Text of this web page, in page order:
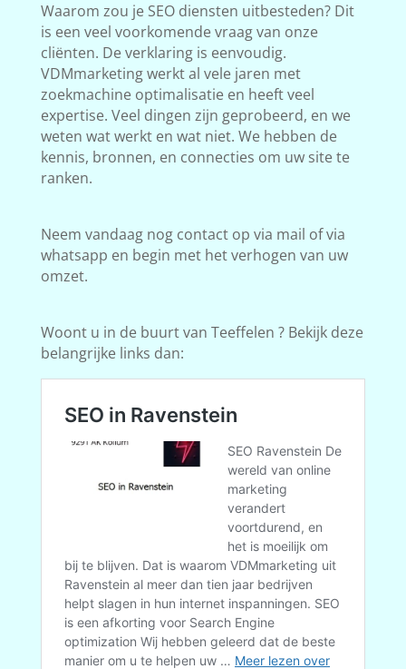
Waarom zou je SEO diensten uitbesteden? Dit
is een veel voorkomende vraag van onze
cliënten. De verklaring is eenvoudig.
VDMmarketing werkt al vele jaren met
zoekmachine optimalisatie en heeft veel
expertise. Veel dingen zijn geprobeerd, en we
weten wat werkt en wat niet. We hebben de
kennis, bronnen, en connecties om uw site te
ranken.
Neem vandaag nog contact op via mail of via
whatsapp en begin met het verhogen van uw
omzet.
Woont u in de buurt van Teeffelen ? Bekijk deze
belangrijke links dan: